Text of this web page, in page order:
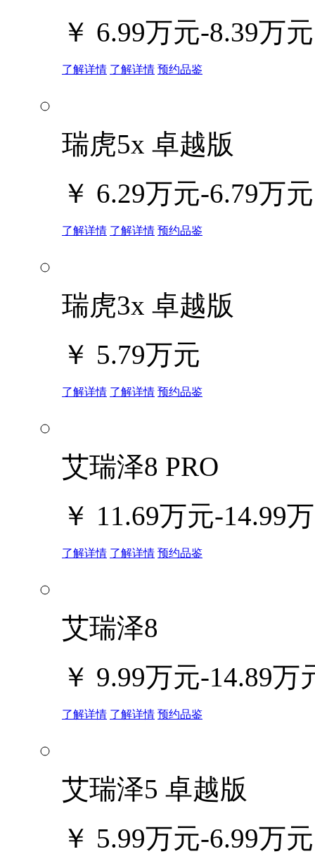
￥ 6.99万元-8.39万元
了解详情 了解详情 预约品鉴
瑞虎5x 卓越版
￥ 6.29万元-6.79万元
了解详情 了解详情 预约品鉴
瑞虎3x 卓越版
￥ 5.79万元
了解详情 了解详情 预约品鉴
艾瑞泽8 PRO
￥ 11.69万元-14.99
了解详情 了解详情 预约品鉴
艾瑞泽8
￥ 9.99万元-14.89万
了解详情 了解详情 预约品鉴
艾瑞泽5 卓越版
￥ 5.99万元-6.99万元